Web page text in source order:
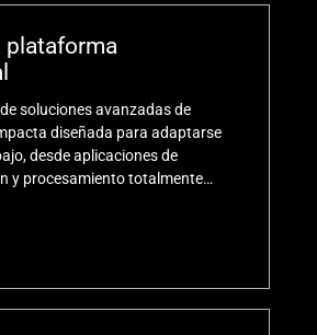
plataforma
soluciones avanzadas de
diseñada para adaptarse
desde aplicaciones de
y procesamiento totalmente